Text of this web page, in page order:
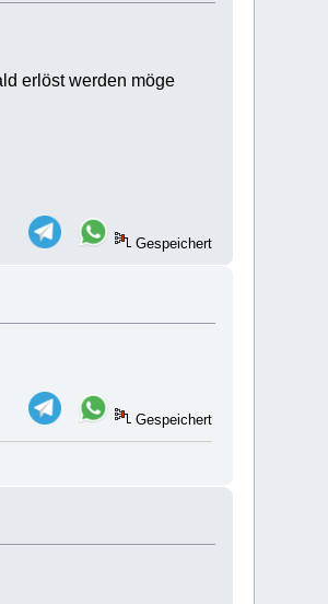
erlöst werden möge
Gespeichert
Gespeichert